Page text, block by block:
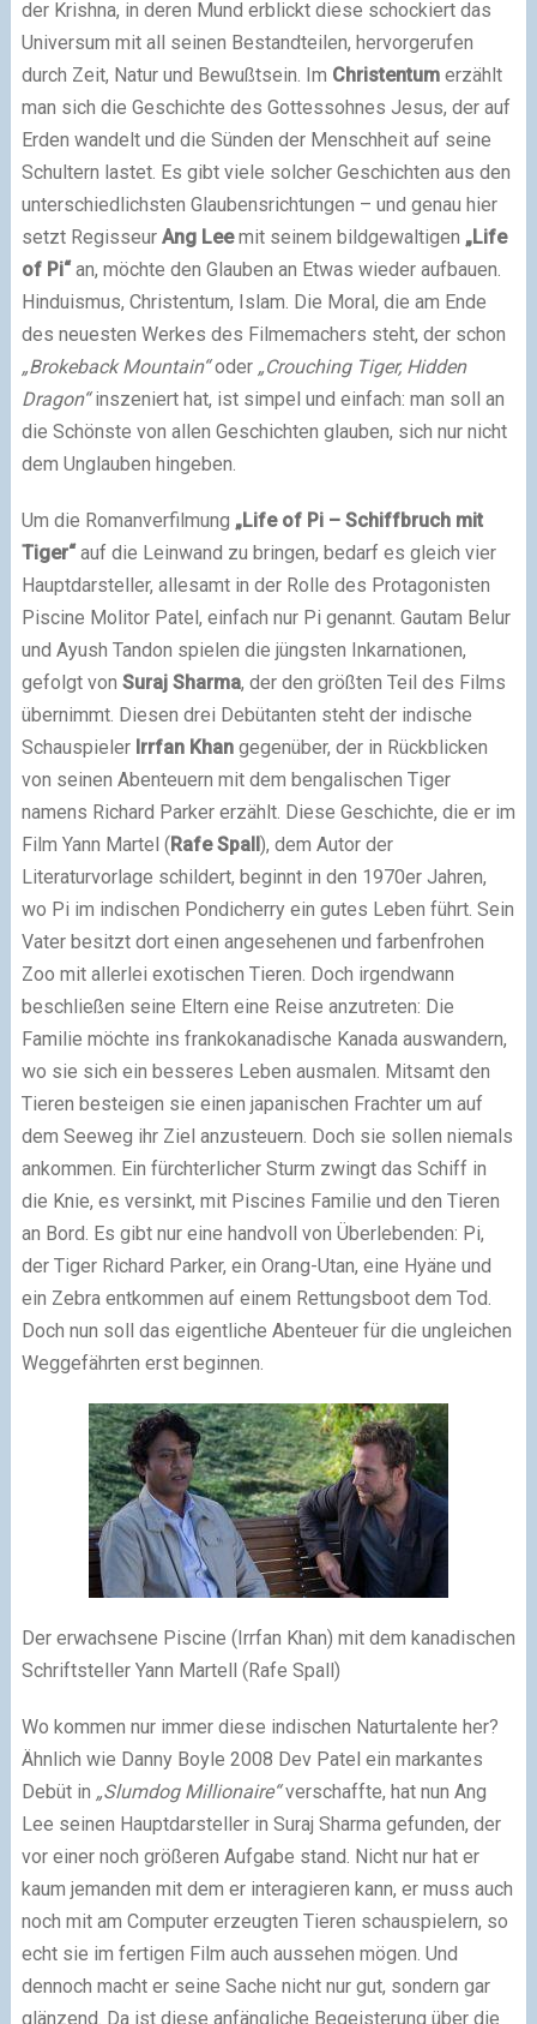
der Krishna, in deren Mund erblickt diese schockiert das
Universum mit all seinen Bestandteilen, hervorgerufen
durch Zeit, Natur und Bewußtsein. Im Christentumerzählt
man sich die Geschichte des Gottessohnes Jesus, der auf
Erden wandelt und die Sünden der Menschheit auf seine
Schultern lastet. Es gibt viele solcher Geschichten aus den
unterschiedlichsten Glaubensrichtungen – und genau hier
setzt Regisseur Ang Leemit seinem bildgewaltigen „Life
of Pi“an, möchte den Glauben an Etwas wieder aufbauen.
Hinduismus, Christentum, Islam. Die Moral, die am Ende
des neuesten Werkes des Filmemachers steht, der schon
„Brokeback Mountain“oder „Crouching Tiger, Hidden
Dragon“inszeniert hat, ist simpel und einfach: man soll an
die Schönste von allen Geschichten glauben, sich nur nicht
dem Unglauben hingeben.
Um die Romanverfilmung „Life of Pi – Schiffbruch mit
Tiger“auf die Leinwand zu bringen, bedarf es gleich vier
Hauptdarsteller, allesamt in der Rolle des Protagonisten
Piscine Molitor Patel, einfach nur Pi genannt. Gautam Belur
und Ayush Tandon spielen die jüngsten Inkarnationen,
gefolgt von Suraj Sharma, der den größten Teil des Films
übernimmt. Diesen drei Debütanten steht der indische
Schauspieler Irrfan Khangegenüber, der in Rückblicken
von seinen Abenteuern mit dem bengalischen Tiger
namens Richard Parker erzählt. Diese Geschichte, die er im
Film Yann Martel (Rafe Spall), dem Autor der
Literaturvorlage schildert, beginnt in den 1970er Jahren,
wo Pi im indischen Pondicherry ein gutes Leben führt. Sein
Vater besitzt dort einen angesehenen und farbenfrohen
Zoo mit allerlei exotischen Tieren. Doch irgendwann
beschließen seine Eltern eine Reise anzutreten: Die
Familie möchte ins frankokanadische Kanada auswandern,
wo sie sich ein besseres Leben ausmalen. Mitsamt den
Tieren besteigen sie einen japanischen Frachter um auf
dem Seeweg ihr Ziel anzusteuern. Doch sie sollen niemals
ankommen. Ein fürchterlicher Sturm zwingt das Schiff in
die Knie, es versinkt, mit Piscines Familie und den Tieren
an Bord. Es gibt nur eine handvoll von Überlebenden: Pi,
der Tiger Richard Parker, ein Orang-Utan, eine Hyäne und
ein Zebra entkommen auf einem Rettungsboot dem Tod.
Doch nun soll das eigentliche Abenteuer für die ungleichen
Weggefährten erst beginnen.
Der erwachsene Piscine (Irrfan Khan) mit dem kanadischen
Schriftsteller Yann Martell (Rafe Spall)
Wo kommen nur immer diese indischen Naturtalente her?
Ähnlich wie Danny Boyle 2008 Dev Patel ein markantes
Debüt in „Slumdog Millionaire“verschaffte, hat nun Ang
Lee seinen Hauptdarsteller in Suraj Sharma gefunden, der
vor einer noch größeren Aufgabe stand. Nicht nur hat er
kaum jemanden mit dem er interagieren kann, er muss auch
noch mit am Computer erzeugten Tieren schauspielern, so
echt sie im fertigen Film auch aussehen mögen. Und
dennoch macht er seine Sache nicht nur gut, sondern gar
glänzend. Da ist diese anfängliche Begeisterung über die